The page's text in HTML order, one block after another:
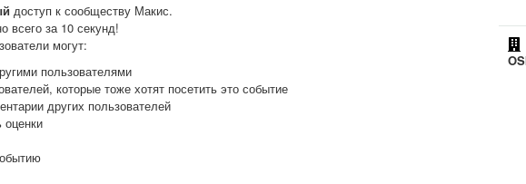
доступ к сообществу Макис.
всего за 10 секунд!
могут:
пользователями
которые тоже хотят посетить это событие
других пользователей
оценки